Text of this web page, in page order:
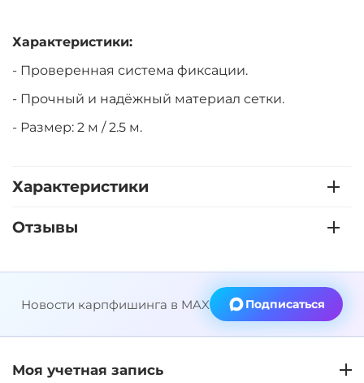
Характеристики:
- Проверенная система фиксации.
- Прочный и надёжный материал сетки.
- Размер: 2 м / 2.5 м.
Характеристики
Отзывы
Новости карпфишинга в MAX Подписаться
Моя учетная запись